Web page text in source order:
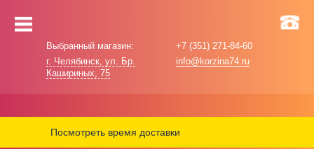
Выбранный магазин:
г. Челябинск, ул. Бр.
Кашириных, 75
+7 (351) 271-84-60
info@korzina74.ru
Посмотреть время доставки